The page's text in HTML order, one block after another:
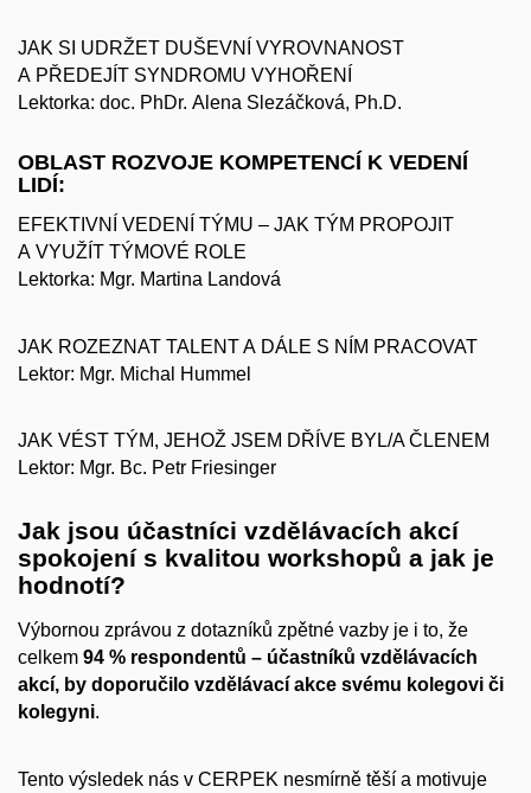
JAK SI UDRŽET DUŠEVNÍ VYROVNANOST
A PŘEDEJÍT SYNDROMU VYHOŘENÍ
Lektorka: doc. PhDr. Alena Slezáčková, Ph.D.
OBLAST ROZVOJE KOMPETENCÍ K VEDENÍ
LIDÍ:
EFEKTIVNÍ VEDENÍ TÝMU – JAK TÝM PROPOJIT
A VYUŽÍT TÝMOVÉ ROLE
Lektorka: Mgr. Martina Landová
JAK ROZEZNAT TALENT A DÁLE S NÍM PRACOVAT
Lektor: Mgr. Michal Hummel
JAK VÉST TÝM, JEHOŽ JSEM DŘÍVE BYL/A ČLENEM
Lektor: Mgr. Bc. Petr Friesinger
Jak jsou účastníci vzdělávacích akcí
spokojení s kvalitou workshopů a jak je
hodnotí?
Výbornou zprávou z dotazníků zpětné vazby je i to, že
celkem 94 % respondentů – účastníků vzdělávacích
akcí, by doporučilo vzdělávací akce svému kolegovi či
kolegyni.
Tento výsledek nás v CERPEK nesmírně těší a motivuje